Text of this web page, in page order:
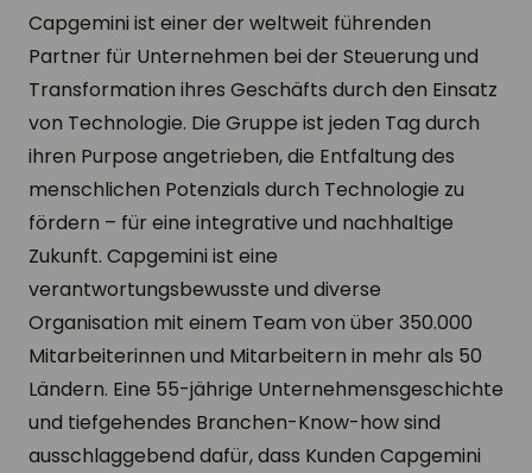
Capgemini ist einer der weltweit führenden
Partner für Unternehmen bei der Steuerung und
Transformation ihres Geschäfts durch den Einsatz
von Technologie. Die Gruppe ist jeden Tag durch
ihren Purpose angetrieben, die Entfaltung des
menschlichen Potenzials durch Technologie zu
fördern – für eine integrative und nachhaltige
Zukunft. Capgemini ist eine
verantwortungsbewusste und diverse
Organisation mit einem Team von über 350.000
Mitarbeiterinnen und Mitarbeitern in mehr als 50
Ländern. Eine 55-jährige Unternehmensgeschichte
und tiefgehendes Branchen-Know-how sind
ausschlaggebend dafür, dass Kunden Capgemini